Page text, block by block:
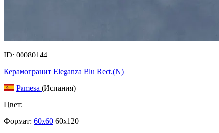
ID: 00080144
Керамогранит Eleganza Blu Rect.(N)
Pamesa (Испания)
Цвет:
Формат: 60x60 60x120